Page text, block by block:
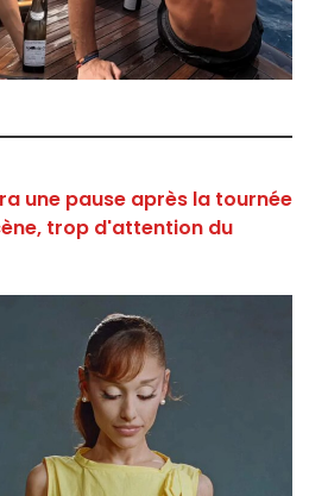
une pause après la tournée
trop d'attention du